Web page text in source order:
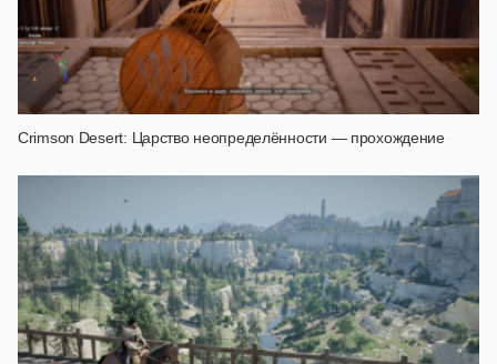
Crimson Desert: Царство неопределённости — прохождение